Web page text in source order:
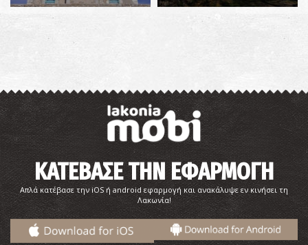
ΚΑΤΕΒΑΣΕ ΤΗΝ ΕΦΑΡΜΟΓΗ
Απλά κατέβασε την iOS ή android εφαρμογή και ανακάλυψε εν κινήσει τη
Λακωνία!